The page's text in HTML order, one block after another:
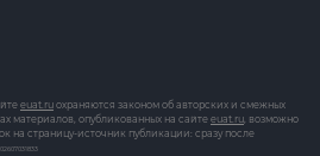
euat.ru охраняются законом об авторских и смежных
материалов, опубликованных на сайте euat.ru, возможно
на страницу-источник публикации: сразу после